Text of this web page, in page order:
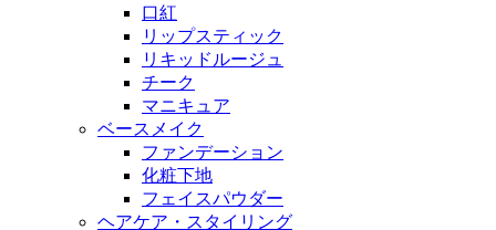
口紅
リップスティック
リキッドルージュ
チーク
マニキュア
ベースメイク
ファンデーション
化粧下地
フェイスパウダー
ヘアケア・スタイリング